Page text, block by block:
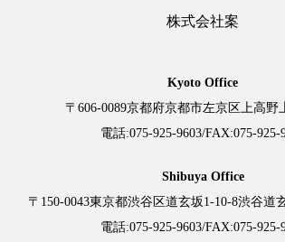
株式会社案
Kyoto Office
〒606-0089京都府京都市左京区上高野
電話:075-925-9603/FAX:075-925-
Shibuya Office
〒150-0043東京都渋谷区道玄坂1-10-8渋谷道
電話:075-925-9603/FAX:075-925-